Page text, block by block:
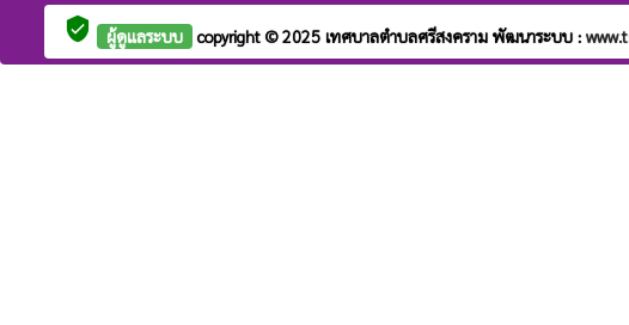
verified_user ผู้ดูแลระบบ copyright © 2025 เทศบาลตำบลศรีสงคราม พัฒนาระบบ :